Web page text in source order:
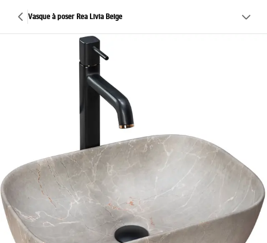
Vasque à poser Rea Livia Beige